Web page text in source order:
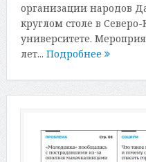
организации народов
круглом столе в
университете.
лет... Подробнее